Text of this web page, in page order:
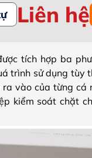
Liên hệ
tích hợp ba
trình sử dụng tùy
vào của từng cá
kiểm soát chặt